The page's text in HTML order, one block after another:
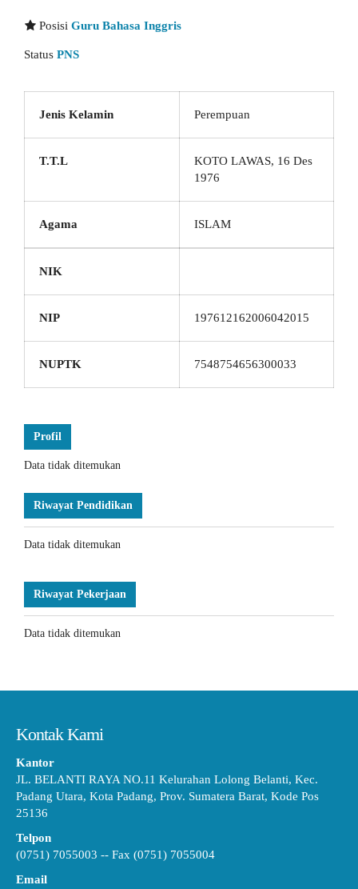
Posisi Guru Bahasa Inggris
Status PNS
Jenis Kelamin Perempuan
T.T.L
KOTO LAWAS, 16 Des
1976
Agama ISLAM
NIK
NIP 197612162006042015
NUPTK 7548754656300033
Profil
Data tidak ditemukan
Riwayat Pendidikan
Data tidak ditemukan
Riwayat Pekerjaan
Data tidak ditemukan
Kontak Kami
Kantor
JL. BELANTI RAYA NO.11 Kelurahan Lolong Belanti, Kec.
Padang Utara, Kota Padang, Prov. Sumatera Barat, Kode Pos
25136
Telpon
(0751) 7055003 -- Fax (0751) 7055004
Email